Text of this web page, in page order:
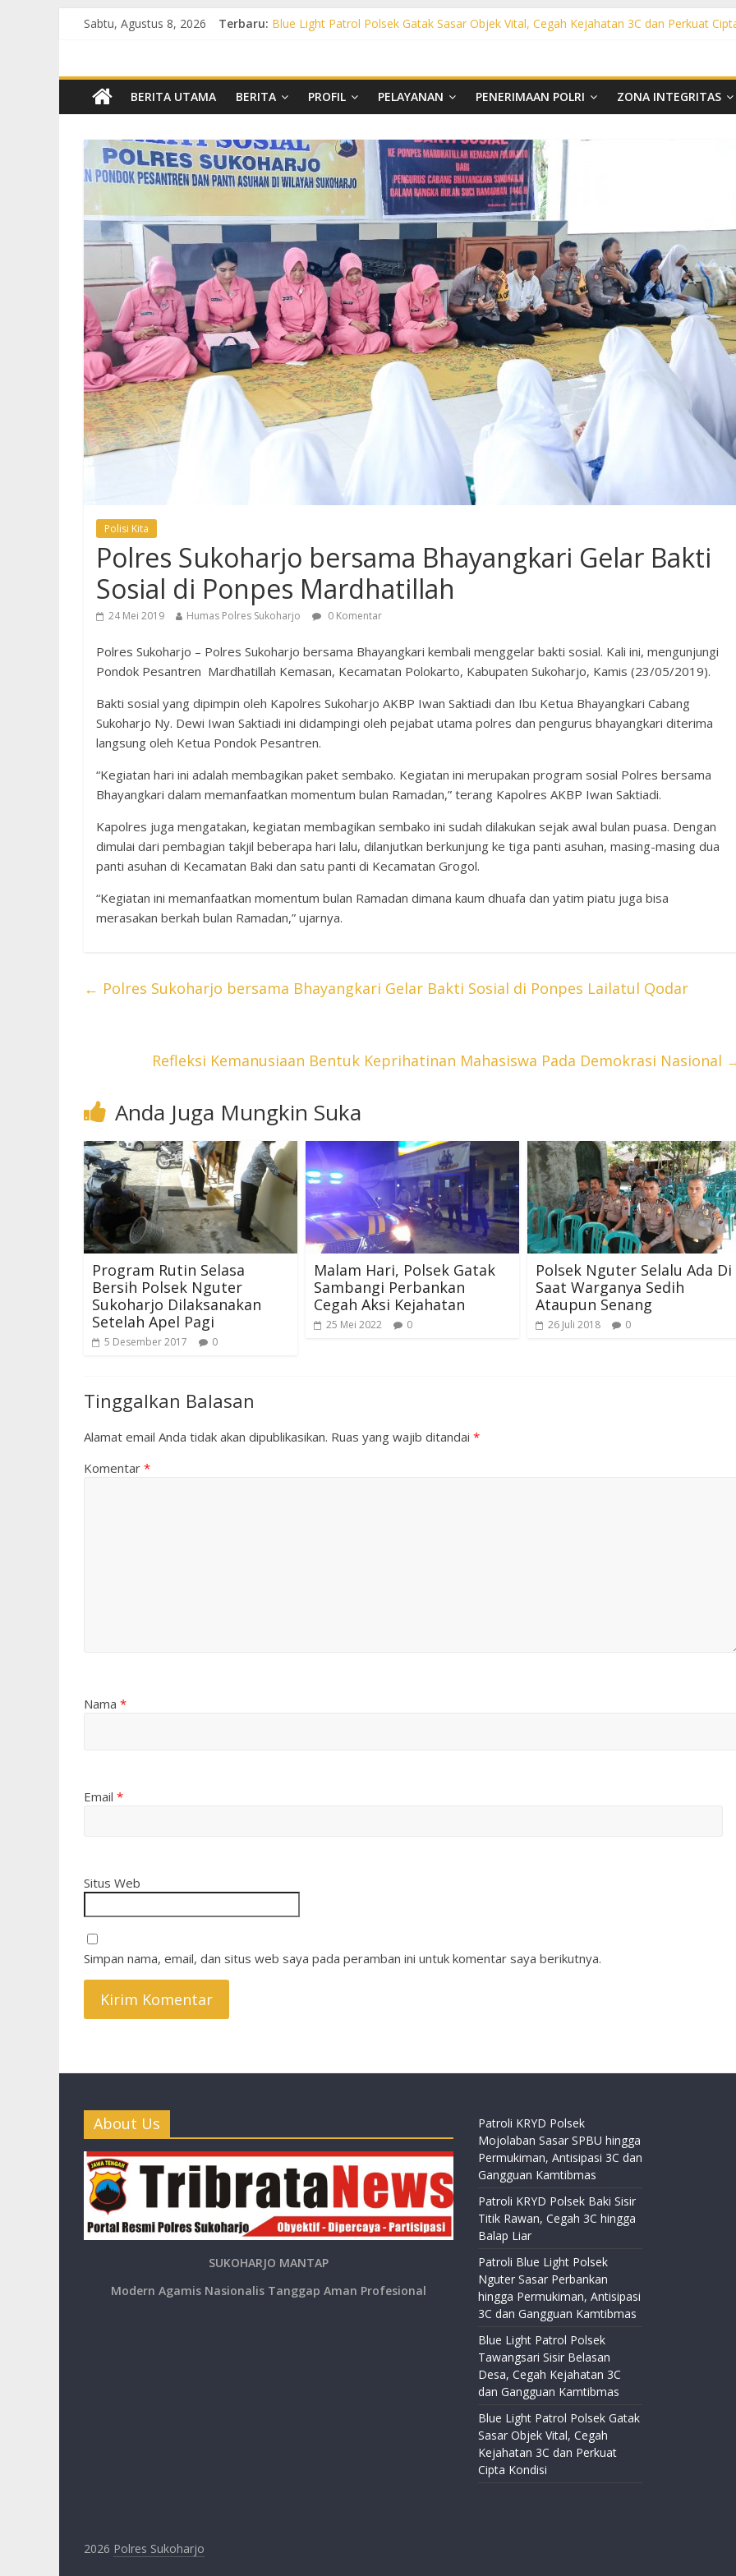
Sabtu, Agustus 8, 2026 Terbaru: Blue Light Patrol Polsek Gatak Sasar Objek Vital, Cegah Kejahatan 3C dan Perkuat
Patroli Blue Light Polsek Nguter Sasar Perbankan hingga Permukiman, Antisipasi 3C
Blue Light Patrol Polsek Tawangsari Sisir Belasan Desa, Cegah Kejahatan 3C dan
BERITA UTAMA BERITA PROFIL PELAYANAN PENERIMAAN POLRI ZONA INTEGRITAS
Polisi Kita
Polres Sukoharjo bersama Bhayangkari Gelar Bakti
Sosial di Ponpes Mardhatillah
24 Mei 2019 Humas Polres Sukoharjo 0 Komentar
Polres Sukoharjo – Polres Sukoharjo bersama Bhayangkari kembali menggelar bakti sosial. Kali ini, mengunjungi
Pondok Pesantren Mardhatillah Kemasan, Kecamatan Polokarto, Kabupaten Sukoharjo, Kamis (23/05/2019).
Bakti sosial yang dipimpin oleh Kapolres Sukoharjo AKBP Iwan Saktiadi dan Ibu Ketua Bhayangkari Cabang
Sukoharjo Ny. Dewi Iwan Saktiadi ini didampingi oleh pejabat utama polres dan pengurus bhayangkari diterima
langsung oleh Ketua Pondok Pesantren.
“Kegiatan hari ini adalah membagikan paket sembako. Kegiatan ini merupakan program sosial Polres bersama
Bhayangkari dalam memanfaatkan momentum bulan Ramadan,” terang Kapolres AKBP Iwan Saktiadi.
Kapolres juga mengatakan, kegiatan membagikan sembako ini sudah dilakukan sejak awal bulan puasa. Dengan
dimulai dari pembagian takjil beberapa hari lalu, dilanjutkan berkunjung ke tiga panti asuhan, masing-masing dua
panti asuhan di Kecamatan Baki dan satu panti di Kecamatan Grogol.
“Kegiatan ini memanfaatkan momentum bulan Ramadan dimana kaum dhuafa dan yatim piatu juga bisa
merasakan berkah bulan Ramadan,” ujarnya.
← Polres Sukoharjo bersama Bhayangkari Gelar Bakti Sosial di Ponpes Lailatul Qodar
Refleksi Kemanusiaan Bentuk Keprihatinan Mahasiswa Pada Demokrasi Nasional
Anda Juga Mungkin Suka
Program Rutin Selasa
Bersih Polsek Nguter
Sukoharjo Dilaksanakan
Setelah Apel Pagi
5 Desember 2017 0
Malam Hari, Polsek Gatak
Sambangi Perbankan
Cegah Aksi Kejahatan
25 Mei 2022 0
Polsek Nguter Selalu Ada Di
Saat Warganya Sedih
Ataupun Senang
26 Juli 2018 0
Tinggalkan Balasan
Alamat email Anda tidak akan dipublikasikan. Ruas yang wajib ditandai *
Komentar *
Nama *
Email *
Situs Web
Simpan nama, email, dan situs web saya pada peramban ini untuk komentar saya berikutnya.
About Us
SUKOHARJO MANTAP
Modern Agamis Nasionalis Tanggap Aman Profesional
Patroli KRYD Polsek
Mojolaban Sasar SPBU hingga
Permukiman, Antisipasi 3C dan
Gangguan Kamtibmas
Patroli KRYD Polsek Baki Sisir
Titik Rawan, Cegah 3C hingga
Balap Liar
Patroli Blue Light Polsek
Nguter Sasar Perbankan
hingga Permukiman, Antisipasi
3C dan Gangguan Kamtibmas
Blue Light Patrol Polsek
Tawangsari Sisir Belasan
Desa, Cegah Kejahatan 3C
dan Gangguan Kamtibmas
Blue Light Patrol Polsek Gatak
Sasar Objek Vital, Cegah
Kejahatan 3C dan Perkuat
Cipta Kondisi
2026 Polres Sukoharjo